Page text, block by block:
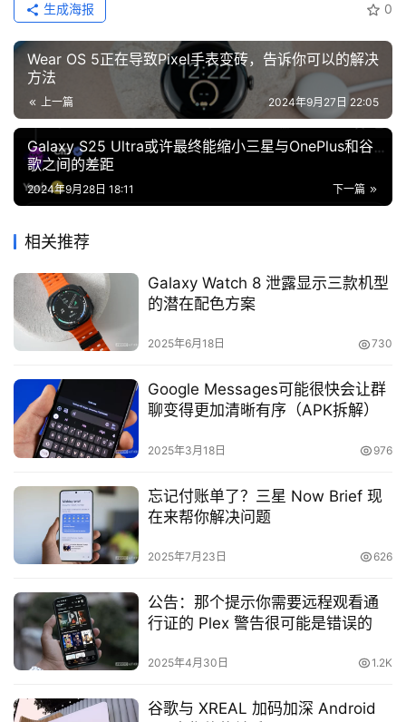
0
生成海报
Wear OS 5正在导致Pixel手表变砖，告诉你可以的解决
方法
上一篇 2024年9月27日 22:05
Galaxy S25 Ultra或许最终能缩小三星与OnePlus和谷
歌之间的差距
下一篇
2024年9月28日 18:11
相关推荐
Galaxy Watch 8 泄露显示三款机型
的潜在配色方案
2025年6月18日 730
Google Messages可能很快会让群
聊变得更加清晰有序（APK拆解）
2025年3月18日 976
忘记付账单了？三星 Now Brief 现
在来帮你解决问题
2025年7月23日 626
公告：那个提示你需要远程观看通
行证的 Plex 警告很可能是错误的
2025年4月30日 1.2K
谷歌与 XREAL 加码加深 Android